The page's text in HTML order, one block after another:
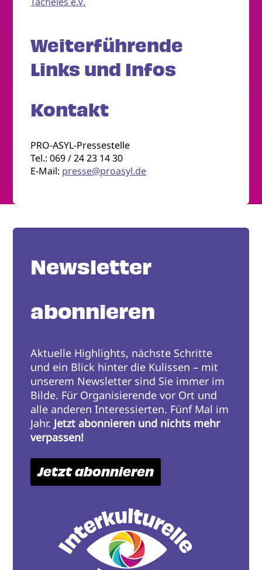
Weiterführende
Links und Infos
Kontakt
PRO-ASYL-Pressestelle
Tel.: 069 / 24 23 14 30
E-Mail: presse@proasyl.de
Newsletter
abonnieren
Aktuelle Highlights, nächste Schritte
und ein Blick hinter die Kulissen – mit
unserem Newsletter sind Sie immer im
Bilde. Für Organisierende vor Ort und
alle anderen Interessierten. Fünf Mal im
Jahr. Jetzt abonnieren und nichts mehr
verpassen!
Jetzt abonnieren